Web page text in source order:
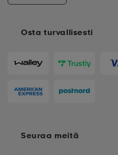
Osta turvallisesti
Seuraa meitä